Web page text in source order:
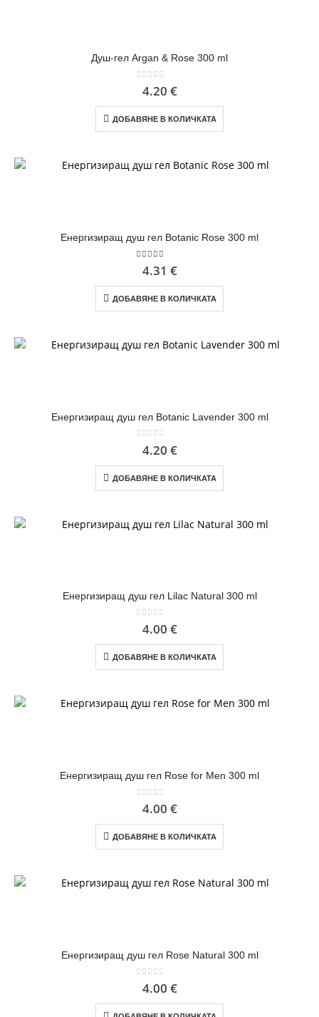
Душ-гел Argan & Rose 300 ml
out of 5
4.20 €
ДОБАВЯНЕ В КОЛИЧКАТА
Енергизиращ душ гел Botanic Rose 300 ml
5.00out of 5
4.31 €
ДОБАВЯНЕ В КОЛИЧКАТА
Енергизиращ душ гел Botanic Lavender 300 ml
out of 5
4.20 €
ДОБАВЯНЕ В КОЛИЧКАТА
Енергизиращ душ гел Lilac Natural 300 ml
out of 5
4.00 €
ДОБАВЯНЕ В КОЛИЧКАТА
Енергизиращ душ гел Rose for Men 300 ml
out of 5
4.00 €
ДОБАВЯНЕ В КОЛИЧКАТА
Енергизиращ душ гел Rose Natural 300 ml
out of 5
4.00 €